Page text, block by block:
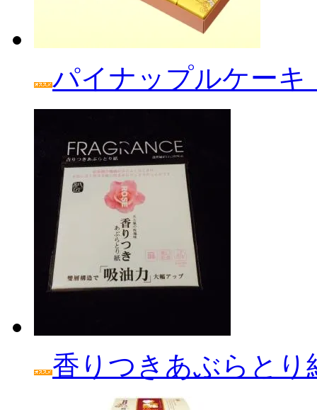
パイナップルケーキ
香りつきあぶらとり